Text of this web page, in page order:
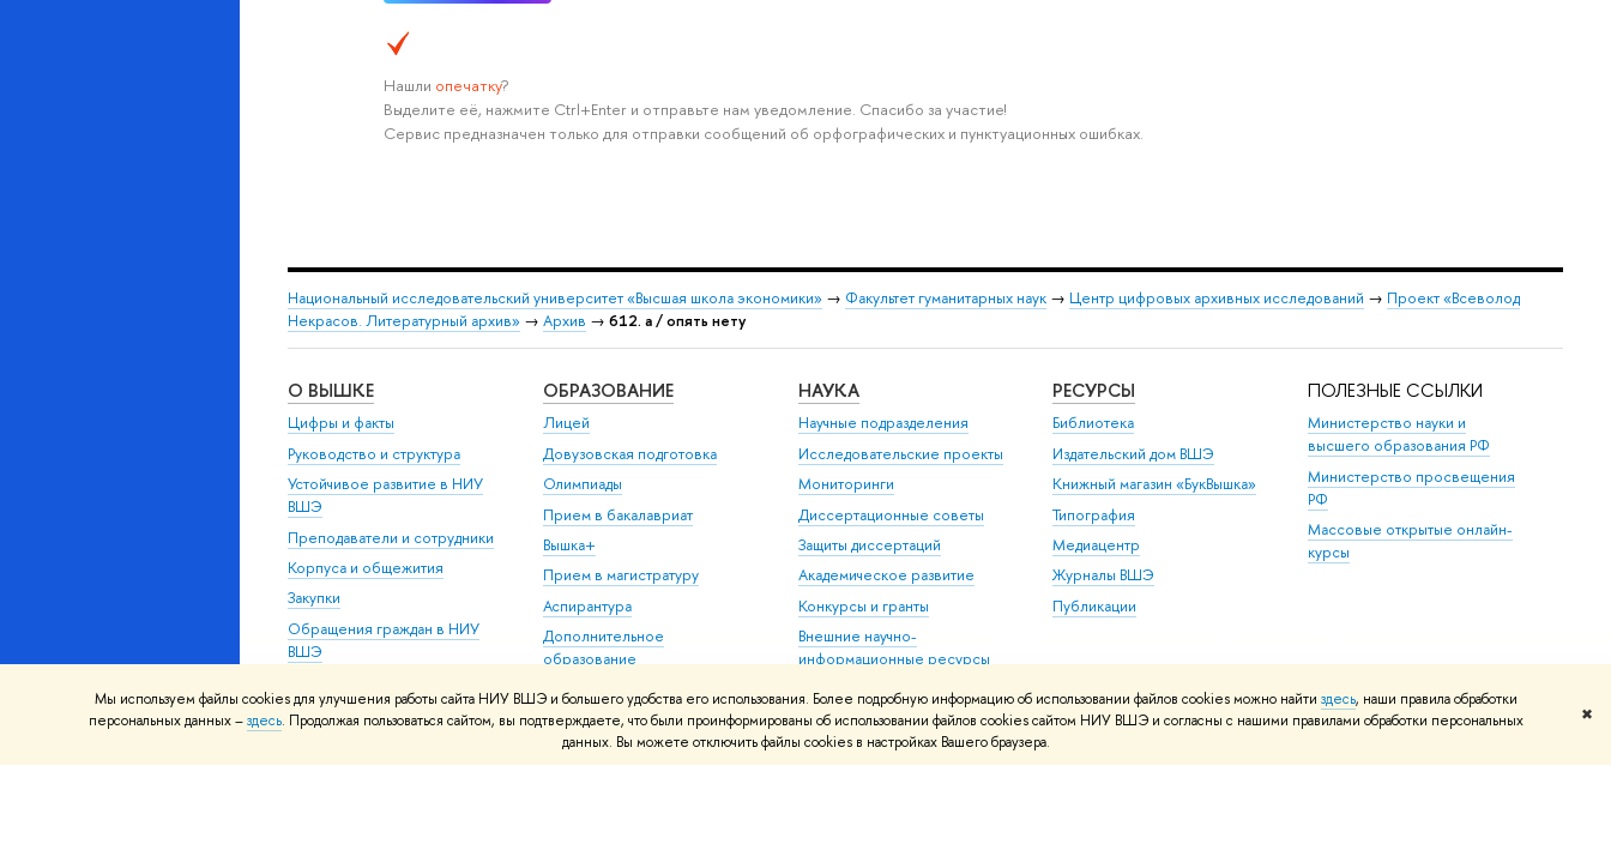
Мы используем файлы cookies для улучшения работы сайта НИУ ВШЭ и большего удобства его использования. Более подробную информацию об использовании файлов cookies можно найти здесь, наши правила обработки
персональных данных –здесь. Продолжая пользоваться сайтом, вы подтверждаете, что были проинформированы об использовании файлов cookies сайтом НИУ ВШЭ и согласны с нашими правилами обработки персональных
данных. Вы можете отключить файлы cookies в настройках Вашего браузера.
✖
Нашли опечатку?
Выделите её, нажмите Ctrl+Enter и отправьте нам уведомление. Спасибо за участие!
Сервис предназначен только для отправки сообщений об орфографических и пунктуационных ошибках.
Национальный исследовательский университет «Высшая школа экономики» → Факультет гуманитарных наук → Центр цифровых архивных исследований → Проект «Всеволод
Некрасов. Литературный архив» → Архив → 612. а / опять нету
О ВЫШКЕ
Цифры и факты
Руководство и структура
Устойчивое развитие в НИУ
ВШЭ
Преподаватели и сотрудники
Корпуса и общежития
Закупки
Обращения граждан в НИУ
ВШЭ
Противодействие коррупции
расходах, об имуществе и
ОБРАЗОВАНИЕ
Лицей
Довузовская подготовка
Олимпиады
Прием в бакалавриат
Вышка+
Прием в магистратуру
Аспирантура
Дополнительное
образование
Центр развития карьеры
Бизнес-инкубатор ВШЭ
Образовательные
НАУКА
Научные подразделения
Исследовательские проекты
Мониторинги
Диссертационные советы
Защиты диссертаций
Академическое развитие
Конкурсы и гранты
Внешние научно-
информационные ресурсы
РЕСУРСЫ
Библиотека
Издательский дом ВШЭ
Книжный магазин «БукВышка»
Типография
Медиацентр
Журналы ВШЭ
Публикации
ПОЛЕЗНЫЕ ССЫЛКИ
Министерство науки и
высшего образования РФ
Министерство просвещения
РФ
Массовые открытые онлайн-
курсы